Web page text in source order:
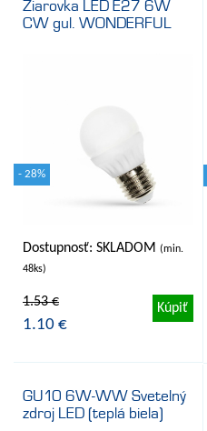
Ziarovka LED E27 6W
CW gul. WONDERFUL
- 28%
Dostupnosť: SKLADOM (min.
48ks)
1.53 €
1.10 €
Kúpiť
GU10 6W-WW Svetelný
zdroj LED (teplá biela)